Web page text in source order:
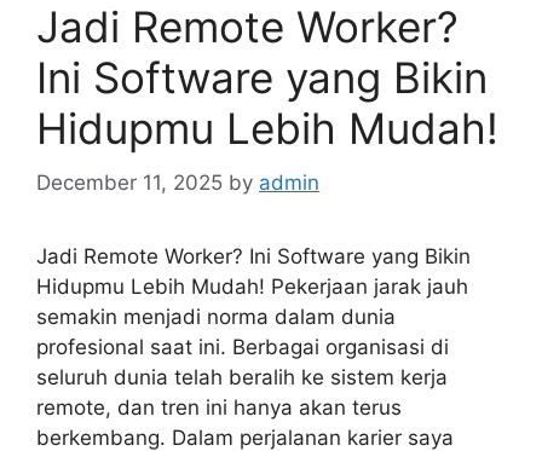
Jadi Remote Worker?
Ini Software yang Bikin
Hidupmu Lebih Mudah!
December 11, 2025 by admin
Jadi Remote Worker? Ini Software yang Bikin
Hidupmu Lebih Mudah! Pekerjaan jarak jauh
semakin menjadi norma dalam dunia
profesional saat ini. Berbagai organisasi di
seluruh dunia telah beralih ke sistem kerja
remote, dan tren ini hanya akan terus
berkembang. Dalam perjalanan karier saya